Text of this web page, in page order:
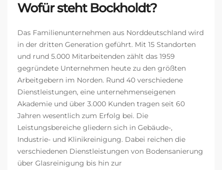
Wofür steht Bockholdt?
Das Familienunternehmen aus Norddeutschland wird
in der dritten Generation geführt. Mit 15 Standorten
und rund 5.000 Mitarbeitenden zählt das 1959
gegründete Unternehmen heute zu den größten
Arbeitgebern im Norden. Rund 40 verschiedene
Dienstleistungen, eine unternehmenseigenen
Akademie und über 3.000 Kunden tragen seit 60
Jahren wesentlich zum Erfolg bei. Die
Leistungsbereiche gliedern sich in Gebäude-,
Industrie- und Klinikreinigung. Dabei reichen die
verschiedenen Dienstleistungen von Bodensanierung
über Glasreinigung bis hin zur